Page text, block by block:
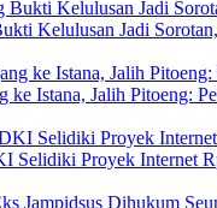
Kelulusan Jadi
ke Istana, Jalih Pitoeng:
Selidiki Proyek Internet